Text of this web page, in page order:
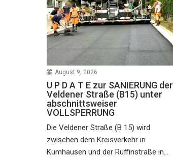
August 9, 2026
U P D A T E zur SANIERUNG der
Veldener Straße (B15) unter
abschnittsweiser
VOLLSPERRUNG
Die Veldener Straße (B 15) wird
zwischen dem Kreisverkehr in
Kumhausen und der Ruffinstraße in...